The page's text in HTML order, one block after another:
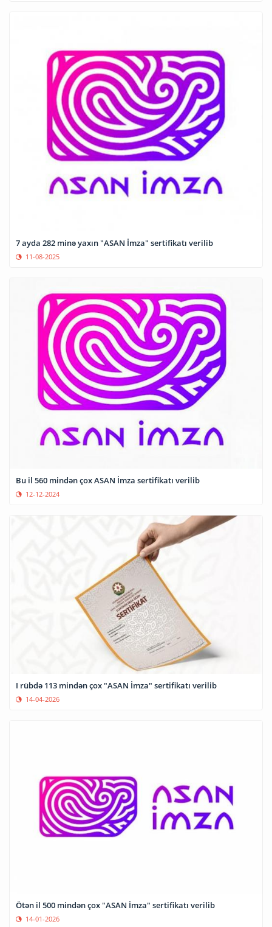
7 ayda 282 minə yaxın "ASAN İmza" sertifikatı verilib
11-08-2025
Bu il 560 mindən çox ASAN İmza sertifikatı verilib
12-12-2024
I rübdə 113 mindən çox "ASAN İmza" sertifikatı verilib
14-04-2026
Ötən il 500 mindən çox "ASAN İmza" sertifikatı verilib
14-01-2026